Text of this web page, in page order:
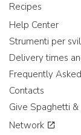
Recipes
Help Center
Strumenti per
Delivery times
Frequently
Contacts
Give Spaghetti
Network